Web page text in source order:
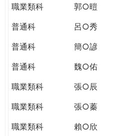
職業類科
郭○暟
普通科
呂○秀
普通科
簡○諺
普通科
魏○佑
職業類科
張○辰
職業類科
張○蓁
職業類科
賴○欣